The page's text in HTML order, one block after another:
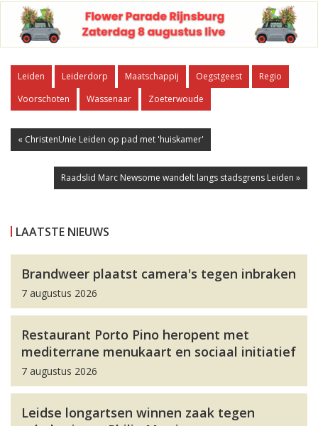
Leiden Leiderdorp Maatschappij Oegstgeest
Regio
Voorschoten
Wassenaar Zoeterwoude
« ChristenUnie Leiden op pad met 'huiskamer'
Raadslid Marc Newsome wandelt langs stadsgrens Leiden »
LAATSTE NIEUWS
Brandweer plaatst camera's tegen inbraken
7 augustus 2026
Restaurant Porto Pino heropent met
mediterrane menukaart en sociaal initiatief
7 augustus 2026
Leidse longartsen winnen zaak tegen